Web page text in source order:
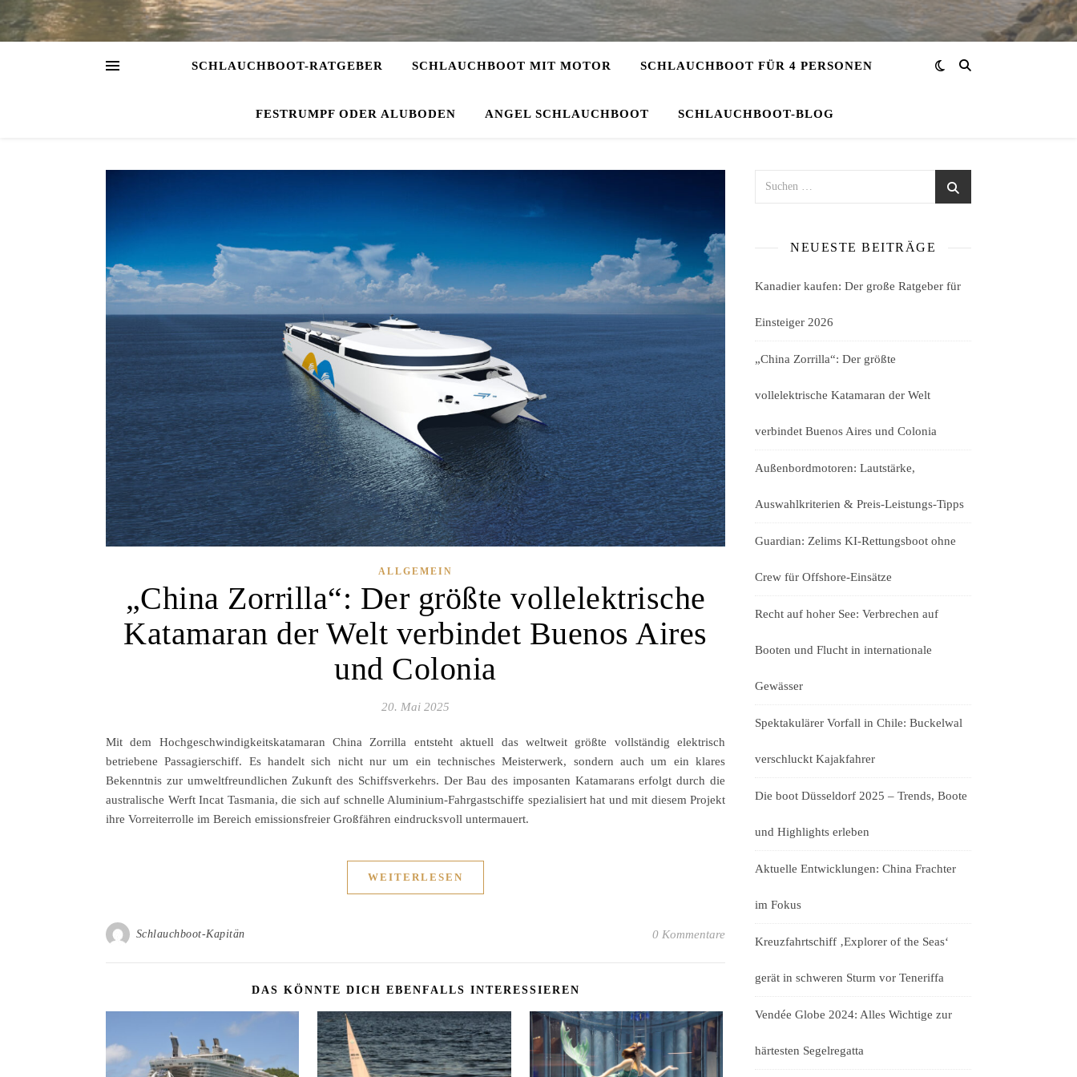
SCHLAUCHBOOT-RATGEBER SCHLAUCHBOOT MIT MOTOR SCHLAUCHBOOT FÜR 4 PERSONEN
FESTRUMPF ODER ALUBODEN ANGEL SCHLAUCHBOOT SCHLAUCHBOOT-BLOG
ALLGEMEIN
„China Zorrilla“: Der größte vollelektrische
Katamaran der Welt verbindet Buenos Aires
und Colonia
20. Mai 2025
Mit dem Hochgeschwindigkeitskatamaran China Zorrilla entsteht aktuell das weltweit größte vollständig elektrisch
betriebene Passagierschiff. Es handelt sich nicht nur um ein technisches Meisterwerk, sondern auch um ein klares
Bekenntnis zur umweltfreundlichen Zukunft des Schiffsverkehrs. Der Bau des imposanten Katamarans erfolgt durch die
australische Werft Incat Tasmania, die sich auf schnelle Aluminium-Fahrgastschiffe spezialisiert hat und mit diesem Projekt
ihre Vorreiterrolle im Bereich emissionsfreier Großfähren eindrucksvoll untermauert.
WEITERLESEN
Schlauchboot-Kapitän 0 Kommentare
DAS KÖNNTE DICH EBENFALLS INTERESSIEREN
NEUESTE BEITRÄGE
Kanadier kaufen: Der große Ratgeber für
Einsteiger 2026
„China Zorrilla“: Der größte
vollelektrische Katamaran der Welt
verbindet Buenos Aires und Colonia
Außenbordmotoren: Lautstärke,
Auswahlkriterien & Preis-Leistungs-Tipps
Guardian: Zelims KI-Rettungsboot ohne
Crew für Offshore-Einsätze
Recht auf hoher See: Verbrechen auf
Booten und Flucht in internationale
Gewässer
Spektakulärer Vorfall in Chile: Buckelwal
verschluckt Kajakfahrer
Die boot Düsseldorf 2025 – Trends, Boote
und Highlights erleben
Aktuelle Entwicklungen: China Frachter
im Fokus
Kreuzfahrtschiff ‚Explorer of the Seas‘
gerät in schweren Sturm vor Teneriffa
Vendée Globe 2024: Alles Wichtige zur
härtesten Segelregatta